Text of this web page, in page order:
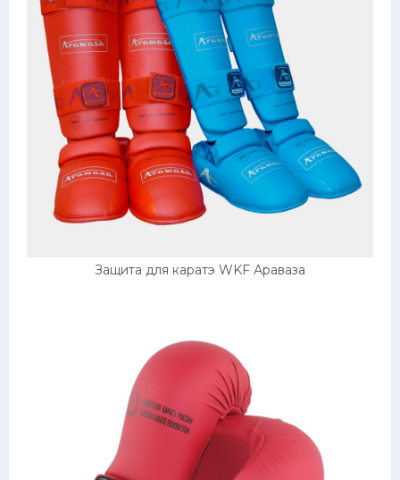
Защита для каратэ WKF Араваза